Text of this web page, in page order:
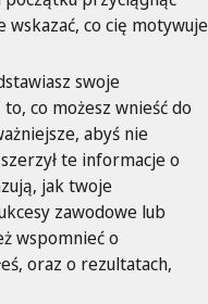
wskazać, co cię motywuje
swoje
co możesz wnieść do
abyś nie
te informacje o
jak twoje
zawodowe lub
wspomnieć o
oraz o rezultatach,